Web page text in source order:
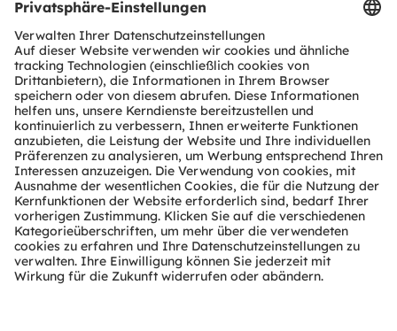
Download Center
Tools
Kundenanfragen
Technischer Support
Partner Netzwerk
Whistleblowing
© 2026 ams-OSRAM AG. All rights reserved.